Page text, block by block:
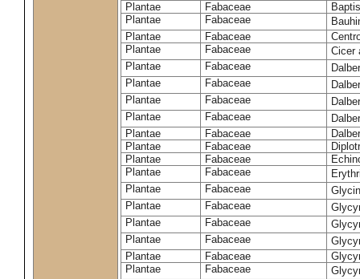
Plantae
Fabaceae
Plantae
Fabaceae
Plantae
Fabaceae
Plantae
Fabaceae
Cicer
Plantae
Fabaceae
Plantae
Fabaceae
Plantae
Fabaceae
Plantae
Fabaceae
Plantae
Fabaceae
Plantae
Fabaceae
Plantae
Fabaceae
Plantae
Fabaceae
Plantae
Fabaceae
Plantae
Fabaceae
Plantae
Fabaceae
Plantae
Fabaceae
Plantae
Fabaceae
Plantae
Fabaceae